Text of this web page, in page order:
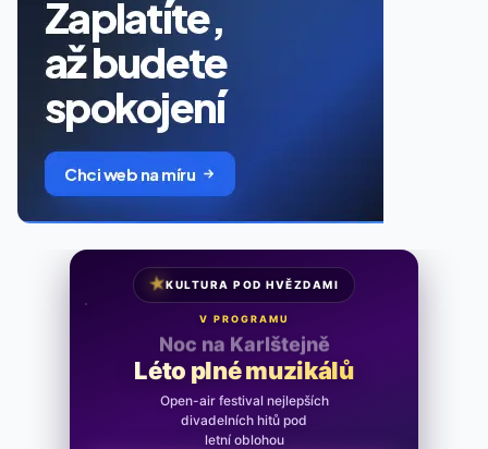
★KULTURA POD HVĚZDAMI
V PROGRAMU
Noc na Karlštejně
Léto plné muzikálů
Open-air festival nejlepších
divadelních hitů pod
letní oblohou